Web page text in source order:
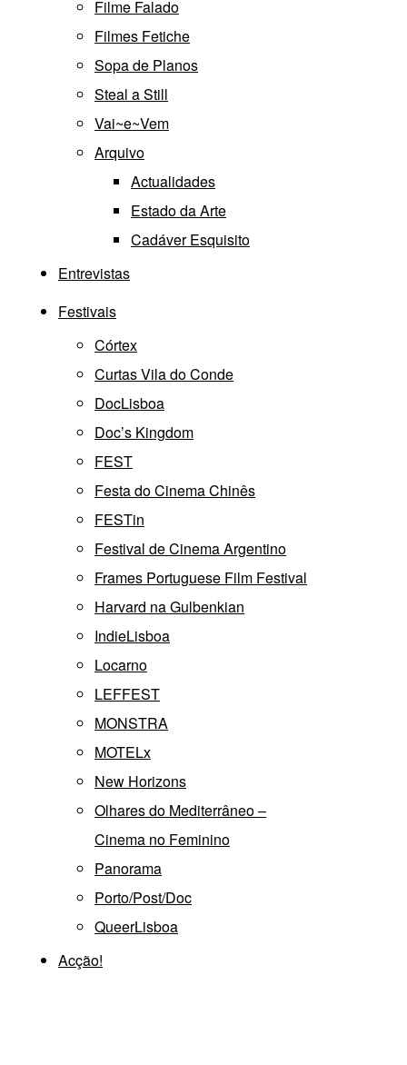
Filme Falado
Filmes Fetiche
Sopa de Planos
Steal a Still
Vai~e~Vem
Arquivo
Actualidades
Estado da Arte
Cadáver Esquisito
Entrevistas
Festivais
Córtex
Curtas Vila do Conde
DocLisboa
Doc’s Kingdom
FEST
Festa do Cinema Chinês
FESTin
Festival de Cinema Argentino
Frames Portuguese Film Festival
Harvard na Gulbenkian
IndieLisboa
Locarno
LEFFEST
MONSTRA
MOTELx
New Horizons
Olhares do Mediterrâneo –
Cinema no Feminino
Panorama
Porto/Post/Doc
QueerLisboa
Acção!